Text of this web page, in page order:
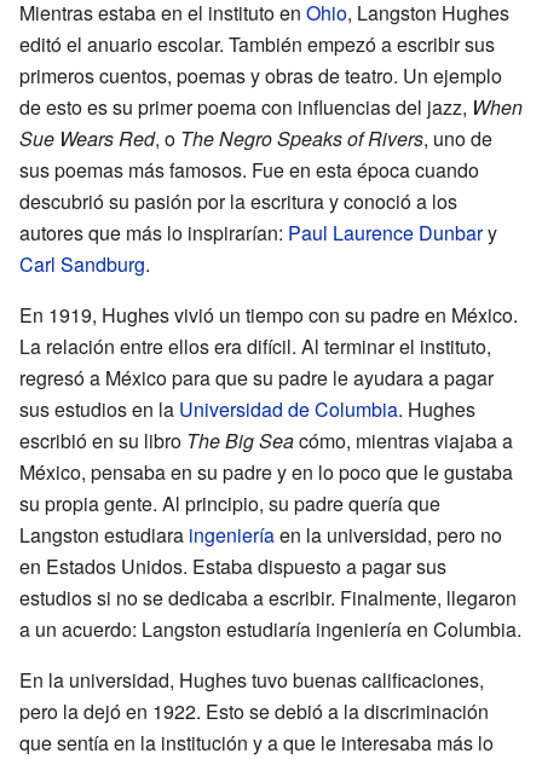
Mientras estaba en el instituto en Ohio, Langston Hughes
editó el anuario escolar. También empezó a escribir sus
primeros cuentos, poemas y obras de teatro. Un ejemplo
de esto es su primer poema con influencias del jazz, When
Sue Wears Red, o The Negro Speaks of Rivers, uno de
sus poemas más famosos. Fue en esta época cuando
descubrió su pasión por la escritura y conoció a los
autores que más lo inspirarían: Paul Laurence Dunbary
Carl Sandburg.
En 1919, Hughes vivió un tiempo con su padre en México.
La relación entre ellos era difícil. Al terminar el instituto,
regresó a México para que su padre le ayudara a pagar
sus estudios en la Universidad de Columbia. Hughes
escribió en su libro The Big Seacómo, mientras viajaba a
México, pensaba en su padre y en lo poco que le gustaba
su propia gente. Al principio, su padre quería que
Langston estudiara ingenieríaen la universidad, pero no
en Estados Unidos. Estaba dispuesto a pagar sus
estudios si no se dedicaba a escribir. Finalmente, llegaron
a un acuerdo: Langston estudiaría ingeniería en Columbia.
En la universidad, Hughes tuvo buenas calificaciones,
pero la dejó en 1922. Esto se debió a la discriminación
que sentía en la institución y a que le interesaba más lo